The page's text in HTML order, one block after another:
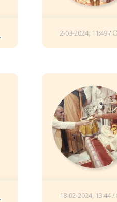
2-03-2024, 11:49 /
18-02-2024, 13:44 /